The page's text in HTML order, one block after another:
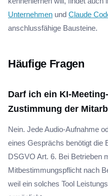
Unternehmen und Claude
anschlussfähige Bausteine.
Häufige Fragen
Darf ich ein KI-
Zustimmung der
Nein. Jede Audio-Aufnahme
eines Gesprächs benötigt die
DSGVO Art. 6. Bei Betrieben
Mitbestimmungspflicht nach
weil ein solches Tool